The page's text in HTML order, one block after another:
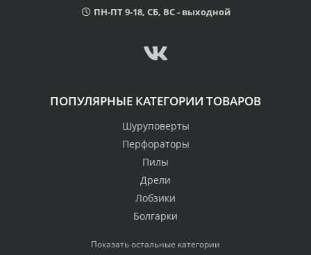
ПН-ПТ 9-18, СБ, ВС - выходной
ПОПУЛЯРНЫЕ КАТЕГОРИИ ТОВАРОВ
Шуруповерты
Перфораторы
Пилы
Дрели
Лобзики
Болгарки
Показать остальные категории